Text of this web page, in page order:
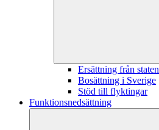
Ersättning från staten
Bosättning i Sverige
Stöd till flyktingar
Funktionsnedsättning